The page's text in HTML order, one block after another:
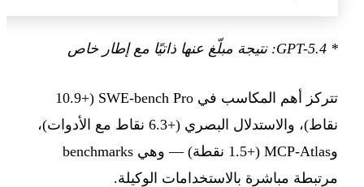
* GPT-5.4: نتيجة مبلّغ عنها ذاتيًا مع إطار خاص
تتركز أهم المكاسب في SWE-bench Pro (+10.9
نقاط)، والاستدلال البصري (+6.3 نقاط مع الأدوات)،
وMCP-Atlas (+1.5 نقطة) — وهي benchmarks
مرتبطة مباشرة بالاستخدامات الوكيلة.